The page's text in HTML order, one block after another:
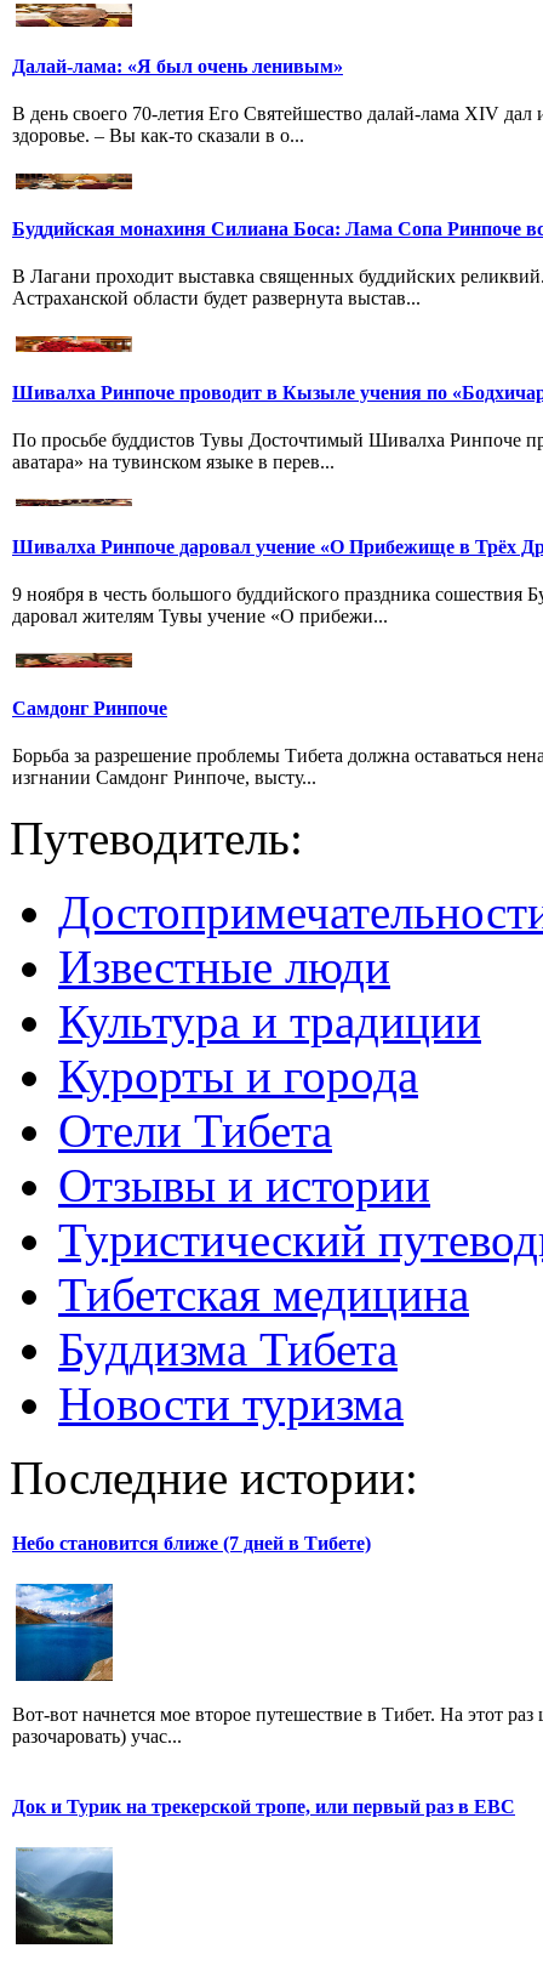
Далай-лама: «Я был очень ленивым»
В день своего 70-летия Его Святейшество далай-лама XIV
здоровье. – Вы как-то сказали в о...
Буддийская монахиня Силиана Боса: Лама Сопа Ринпоче
В Лагани проходит выставка священных буддийских
Астраханской области будет развернута выстав...
Шивалха Ринпоче проводит в Кызыле учения по
По просьбе буддистов Тувы Досточтимый Шивалха Ринпоче
аватара» на тувинском языке в перев...
Шивалха Ринпоче даровал учение «О Прибежище в Трёх
9 ноября в честь большого буддийского праздника
даровал жителям Тувы учение «О прибежи...
Самдонг Ринпоче
Борьба за разрешение проблемы Тибета должна оставаться
изгнании Самдонг Ринпоче, высту...
Путеводитель:
Известные люди
Культура и традиции
Курорты и города
Отели Тибета
Отзывы и истории
Туристический
Тибетская медицина
Буддизма Тибета
Новости туризма
Последние истории:
Небо становится ближе (7 дней в Тибете)
Вот-вот начнется мое второе путешествие в Тибет. На этот
разочаровать) учас...
Док и Турик на трекерской тропе, или первый раз в ЕВС